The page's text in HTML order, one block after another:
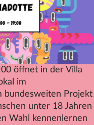
öffnet in der Villa
im
bundesweiten Projekt
unter 18 Jahren
Wahl kennenlernen